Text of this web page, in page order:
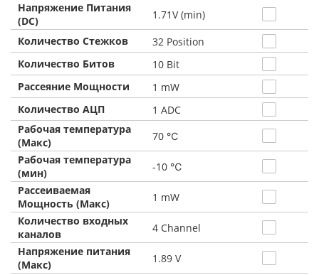
Напряжение Питания
(DC)
1.71V (min)
Количество Стежков
32 Position
Количество Битов
10 Bit
Рассеяние Мощности
1 mW
Количество АЦП
1 ADC
Рабочая температура
(Макс)
70 ℃
Рабочая температура
(мин)
-10 ℃
Рассеиваемая
Мощность (Макс)
1 mW
Количество входных
каналов
4 Channel
Напряжение питания
(Макс)
1.89 V